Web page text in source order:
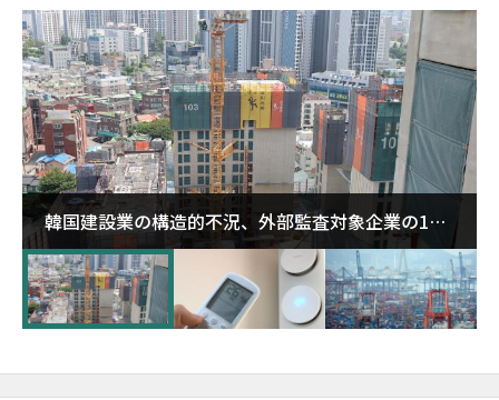
韓国建設業の構造的不況、外部監査対象企業の1割
超が「ゾンビ企業」に…5年で2.8倍増